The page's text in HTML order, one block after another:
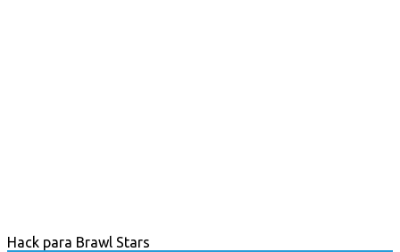
Hack para Brawl Stars